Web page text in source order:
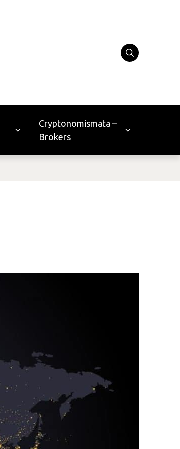
Cryptonomismata –
Brokers